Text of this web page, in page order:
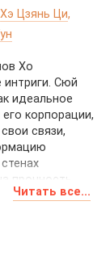
Хэ Цзянь Ци
Хо
Сюй
идеальное
корпорации,
связи,
прочность
подходят к
Читать все...